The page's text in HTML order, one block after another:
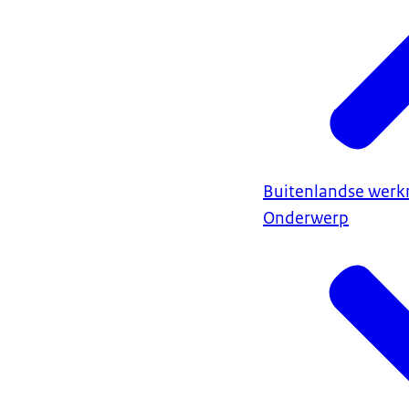
Buitenlandse
Onderwerp